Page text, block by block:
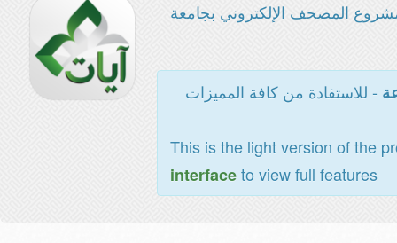
المصحف الإلكتروني بجامعة
- للاستفادة من كافة المميزات
This is the light version of the
interfaceto view full features